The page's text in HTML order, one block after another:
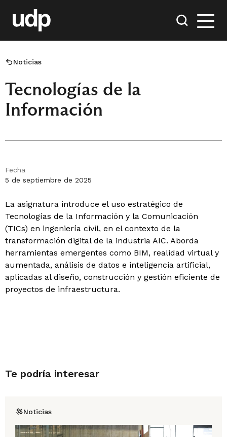
Noticias
Tecnologías de la
Información
Fecha
5 de septiembre de 2025
La asignatura introduce el uso estratégico de
Tecnologías de la Información y la Comunicación
(TICs) en ingeniería civil, en el contexto de la
transformación digital de la industria AIC. Aborda
herramientas emergentes como BIM, realidad virtual y
aumentada, análisis de datos e inteligencia artificial,
aplicadas al diseño, construcción y gestión eficiente de
proyectos de infraestructura.
Te podría interesar
Noticias